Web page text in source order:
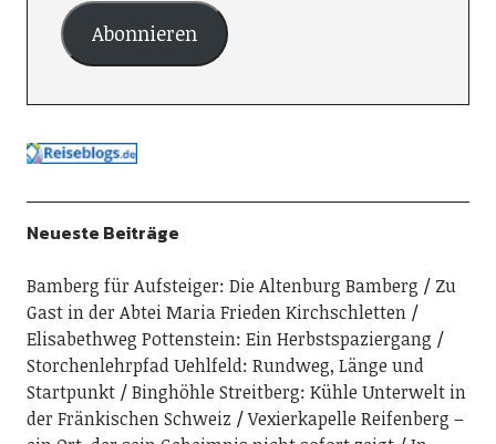
Abonnieren
Neueste Beiträge
Bamberg für Aufsteiger: Die Altenburg Bamberg
Zu
Gast in der Abtei Maria Frieden Kirchschletten
Elisabethweg Pottenstein: Ein Herbstspaziergang
Storchenlehrpfad Uehlfeld: Rundweg, Länge und
Startpunkt
Binghöhle Streitberg: Kühle Unterwelt in
der Fränkischen Schweiz
Vexierkapelle Reifenberg –